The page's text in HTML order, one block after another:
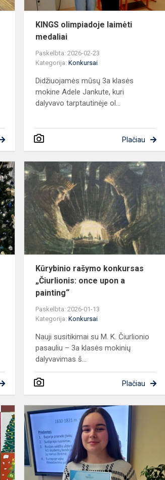
KINGS olimpiadoje laimėti
medaliai
Paskelbta: 2026-02-23
Kategorija:Konkursai
Didžiuojamės mūsų 3a klasės
mokine Adele Jankute, kuri
dalyvavo tarptautinėje ol...
Plačiau
Kalbos
ugdymas
per
kūrybišką
deklamavimą
Kūrybinio rašymo konkursas
„Čiurlionis: once upon a
painting“
Paskelbta: 2026-01-13
Kategorija:Konkursai
Nauji susitikimai su M. K. Čiurlionio
pasauliu – 3a klasės mokinių
dalyvavimas š...
Plačiau
Kalėdiniai
atvirukai,
apkeliavo
Europą!